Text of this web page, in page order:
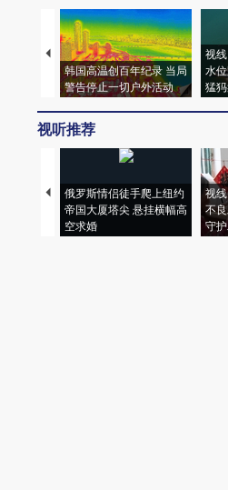
韩国高温创百年纪录 当局
警告停止一切户外活动
视
水
猛
视听推荐
俄罗斯情侣徒手爬上纽约
帝国大厦塔尖 悬挂横幅高
空求婚
视
不
守